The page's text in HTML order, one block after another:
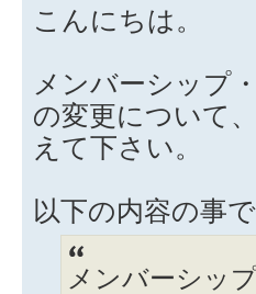
こんにちは。
メンバーシップ
の変更について
えて下さい。
以下の内容の事で
メンバーシッ